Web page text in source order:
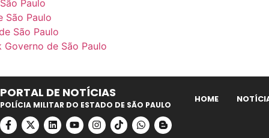
PORTAL DE NOTÍCIAS
POLÍCIA MILITAR DO ESTADO DE SÃO PAULO
HOME